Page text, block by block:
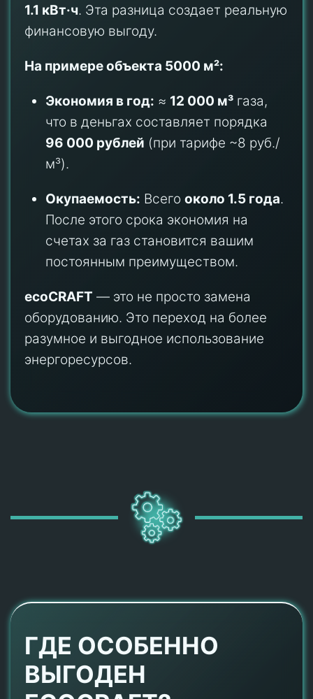
финансовую выгоду.
что в деньгах составляет порядка
96 000 рублей(при тарифе ~8 руб./
м³).
После этого срока экономия на
счетах за газ становится вашим
постоянным преимуществом.
оборудованию. Это переход на более
разумное и выгодное использование
энергоресурсов.
ВЫГОДЕН
ECOCRAFT?